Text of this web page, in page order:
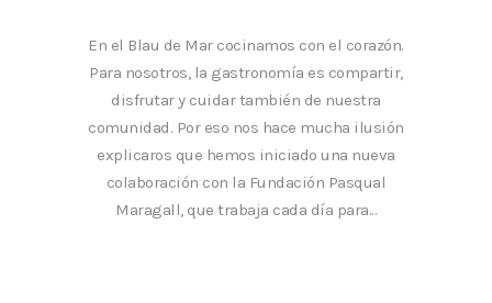
En el Blau de Mar cocinamos con el corazón.
Para nosotros, la gastronomía es compartir,
disfrutar y cuidar también de nuestra
comunidad. Por eso nos hace mucha ilusión
explicaros que hemos iniciado una nueva
colaboración con la Fundación Pasqual
Maragall, que trabaja cada día para...